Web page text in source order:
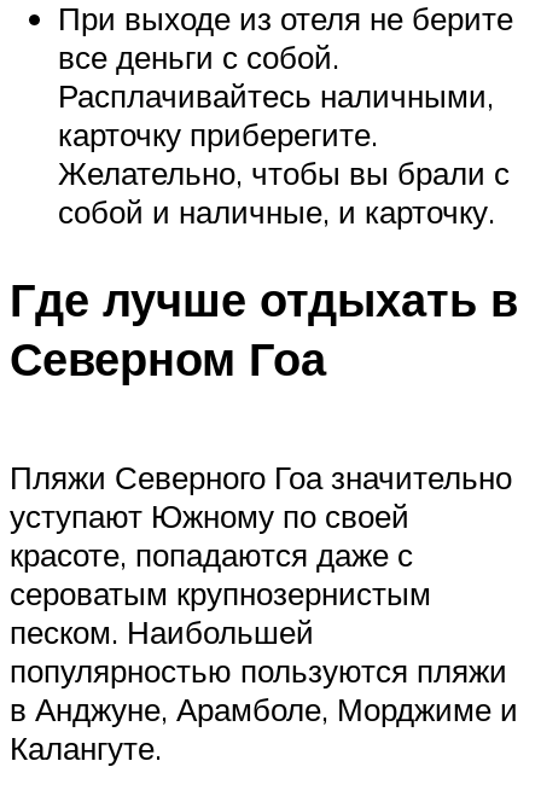
При выходе из отеля не берите
все деньги с собой.
Расплачивайтесь наличными,
карточку приберегите.
Желательно, чтобы вы брали с
собой и наличные, и карточку.
Где лучше отдыхать в
Северном Гоа
Пляжи Северного Гоа значительно
уступают Южному по своей
красоте, попадаются даже с
сероватым крупнозернистым
песком. Наибольшей
популярностью пользуются пляжи
в Анджуне, Арамболе, Морджиме и
Калангуте.